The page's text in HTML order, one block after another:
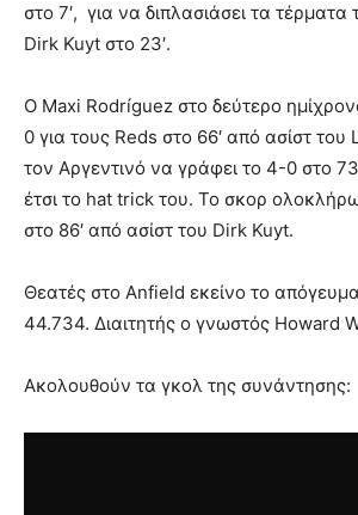
στο 7′, για να διπλασιάσει τα
Dirk Kuyt στο 23′.
Ο Maxi Rodríguez στο δεύτερο
0 για τους Reds στο 66′ από ασίστ
τον Αργεντινό να γράφει το 4-0 στο
έτσι το hat trick του. Το σκορ
στο 86′ από ασίστ του Dirk Kuyt.
Θεατές στο Anfield εκείνο το
44.734. Διαιτητής ο γνωστός Howard
Ακολουθούν τα γκολ της συνάντησης: